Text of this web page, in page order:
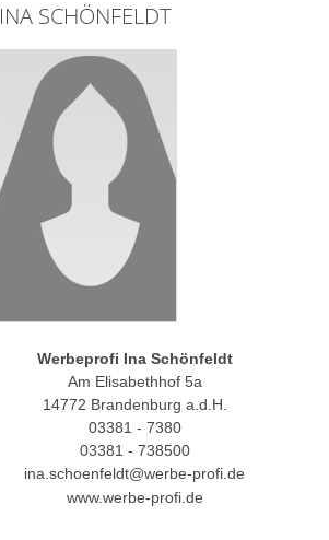
INA SCHÖNFELDT
Werbeprofi Ina Schönfeldt
Am Elisabethhof 5a
14772 Brandenburg a.d.H.
03381 - 7380
03381 - 738500
ina.schoenfeldt@werbe-profi.de
www.werbe-profi.de